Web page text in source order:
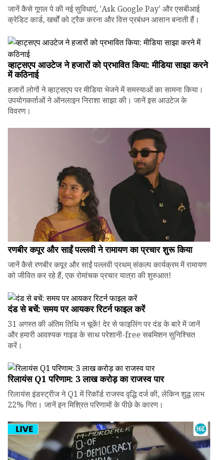
जानें कैसे गूगल पे की नई सुविधाएं, 'Ask Google Pay' और एसबीआई
क्रेडिट कार्ड, खर्चों को ट्रैक करना और वित्त प्रबंधन आसान बनाती हैं।
व्हाट्सएप आउटेज ने हजारों को प्रभावित किया: मीडिया साझा करने
में कठिनाई
हजारों लोगों ने व्हाट्सएप पर मीडिया भेजने में समस्याओं का सामना किया।
उपयोगकर्ताओं ने ऑनलाइन निराशा साझा की। जानें इस आउटेज के
विवरण।
रणबीर कपूर और साईं पल्लवी ने रामायण का प्रचार शुरू किया
जानें कैसे रणबीर कपूर और साईं पल्लवी प्रथम् संकल्प कार्यक्रम में रामायण
को जीवित कर रहे हैं, एक रोमांचक प्रचार यात्रा की शुरुआत!
दंड से बचें: समय पर आयकर रिटर्न फाइल करें
31 अगस्त की अंतिम तिथि न चूकें! देर से फाइलिंग पर दंड के बारे में जानें
और हमारी आवश्यक गाइड के साथ परेशानी-free सबमिशन सुनिश्चित
करें।
रिलायंस Q1 परिणाम: ₹3 लाख करोड़ का राजस्व पार
रिलायंस इंडस्ट्रीज ने Q1 में रिकॉर्ड राजस्व वृद्धि दर्ज की, लेकिन शुद्ध लाभ
22% गिरा। जानें इन मिश्रित परिणामों के पीछे के कारण।